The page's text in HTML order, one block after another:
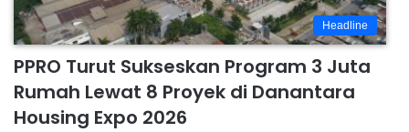
Headline
PPRO Turut Sukseskan Program 3 Juta
Rumah Lewat 8 Proyek di Danantara
Housing Expo 2026